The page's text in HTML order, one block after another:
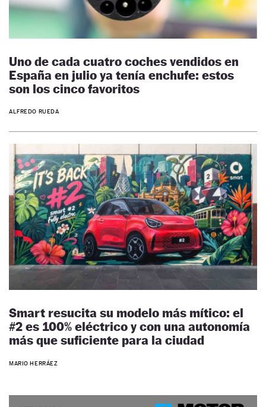
Uno de cada cuatro coches vendidos en
España en julio ya tenía enchufe: estos
son los cinco favoritos
ALFREDO RUEDA
Smart resucita su modelo más mítico: el
#2 es 100% eléctrico y con una autonomía
más que suficiente para la ciudad
MARIO HERRÁEZ